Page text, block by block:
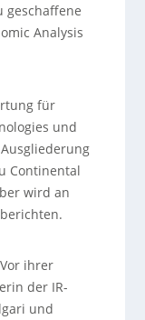
geschaffene
Analysis
für
und
Continental
wird an
ihrer
der IR-
und